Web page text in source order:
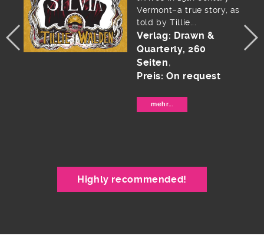
Verlag: Simon +
Schuster, 448 Seiten
Preis:On request
mehr...
Highly recommended!